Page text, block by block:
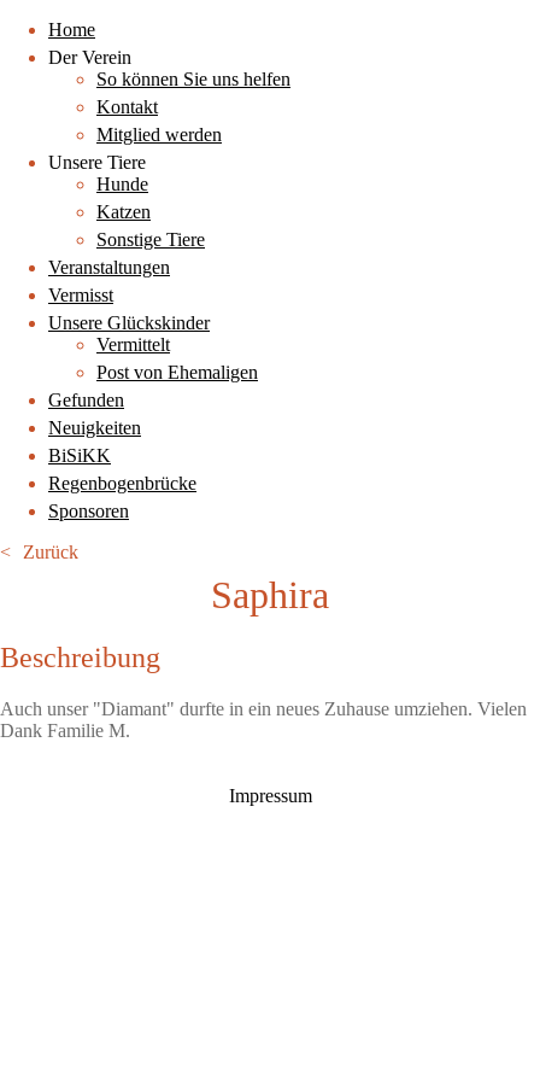
Home
Der Verein
So können Sie uns helfen
Kontakt
Mitglied werden
Unsere Tiere
Hunde
Katzen
Sonstige Tiere
Veranstaltungen
Vermisst
Unsere Glückskinder
Vermittelt
Post von Ehemaligen
Gefunden
Neuigkeiten
BiSiKK
Regenbogenbrücke
Sponsoren
Zurück
Saphira
Beschreibung
Auch unser "Diamant" durfte in ein neues Zuhause umziehen. Vielen
Dank Familie M.
Impressum